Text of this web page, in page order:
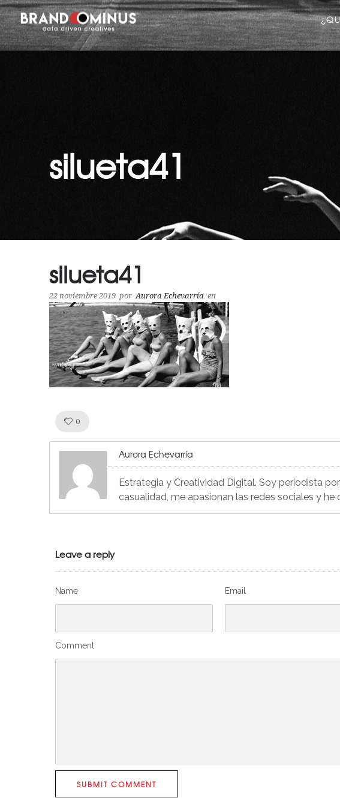
silueta41
silueta41
22 noviembre 2019 por Aurora Echevarría en
0
Aurora Echevarría
Estrategia y Creatividad Digital. Soy periodista
casualidad, me apasionan las redes sociales y
Leave a reply
Name Email
Comment
SUBMIT COMMENT